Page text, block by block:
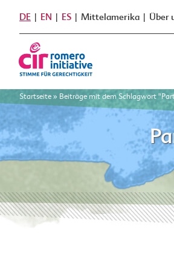
DE EN ES Mittelamerika Über
Startseite » Beiträge mit dem Schlagwort